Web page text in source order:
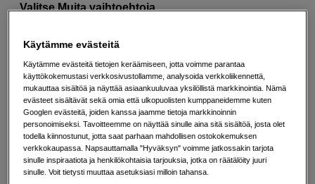
Valitse Muita vaihtoehtoja
112 EUR
Lisää ostoskoriin
Käytämme evästeitä
Käytämme evästeitä tietojen keräämiseen, jotta voimme parantaa
käyttökokemustasi verkkosivustollamme, analysoida verkkoliikennettä,
mukauttaa sisältöä ja näyttää asiaankuuluvaa yksilöllistä markkinointia. Nämä
evästeet sisältävät sekä omia että ulkopuolisten kumppaneidemme kuten
Googlen evästeitä, joiden kanssa jaamme tietoja markkinoinnin
personoimiseksi. Tavoitteemme on näyttää sinulle aina sitä sisältöä, josta olet
todella kiinnostunut, jotta saat parhaan mahdollisen ostokokemuksen
verkkokaupassa. Napsauttamalla "Hyväksyn" voimme jatkossakin tarjota
sinulle inspiraatiota ja henkilökohtaisia tarjouksia, jotka on räätälöity juuri
sinulle. Voit tietysti muuttaa asetuksiasi milloin tahansa.